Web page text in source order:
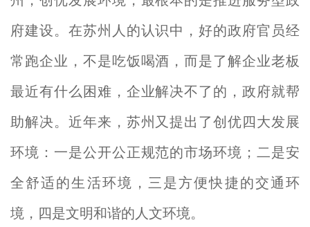
府建设。在苏州人的认识中，好的政府官员经
常跑企业，不是吃饭喝酒，而是了解企业老板
最近有什么困难，企业解决不了的，政府就帮
助解决。近年来，苏州又提出了创优四大发展
环境：一是公开公正规范的市场环境；二是安
全舒适的生活环境，三是方便快捷的交通环
境，四是文明和谐的人文环境。